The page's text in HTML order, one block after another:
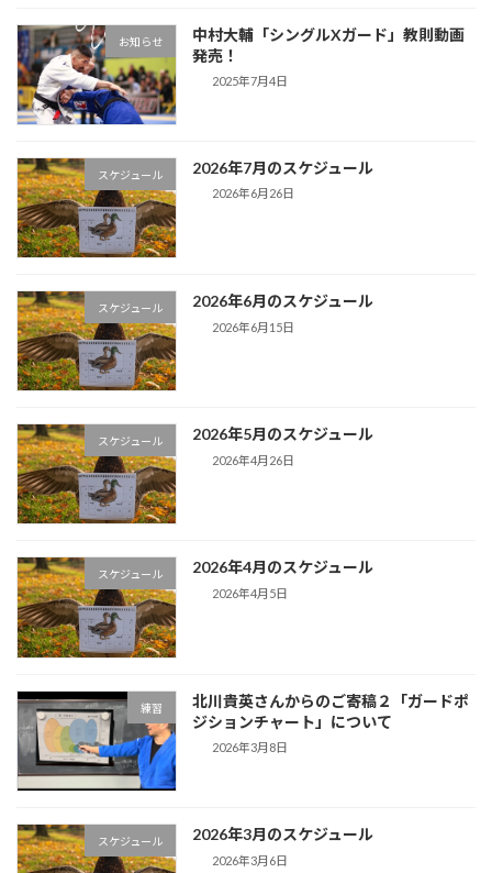
お知らせ
中村大輔「シングルXガード」教則動画
発売！
2025年7月4日
スケジュール 2026年7月のスケジュール
2026年6月26日
スケジュール 2026年6月のスケジュール
2026年6月15日
スケジュール 2026年5月のスケジュール
2026年4月26日
スケジュール 2026年4月のスケジュール
2026年4月5日
練習
北川貴英さんからのご寄稿２「ガードポ
ジションチャート」について
2026年3月8日
スケジュール 2026年3月のスケジュール
2026年3月6日